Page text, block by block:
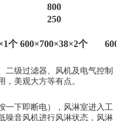
800
250
个 600×700×38×2个
二级过滤器、风机及电气控制
，美观大方等有点。
一下即断电），风淋室进入工
噪音风机进行风淋状态，风淋